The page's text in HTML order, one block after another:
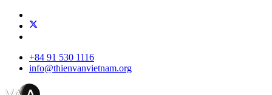
+84 91 530 1116
info@thienvanvietnam.org